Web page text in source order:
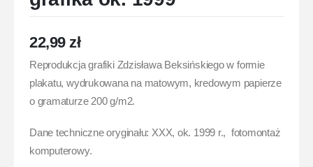
22,99zł
Reprodukcja grafiki Zdzisława Beksińskiego w formie
plakatu, wydrukowana na matowym, kredowym papierze
o gramaturze 200 g/m2.
Dane techniczne oryginału: XXX, ok. 1999 r., fotomontaż
komputerowy.